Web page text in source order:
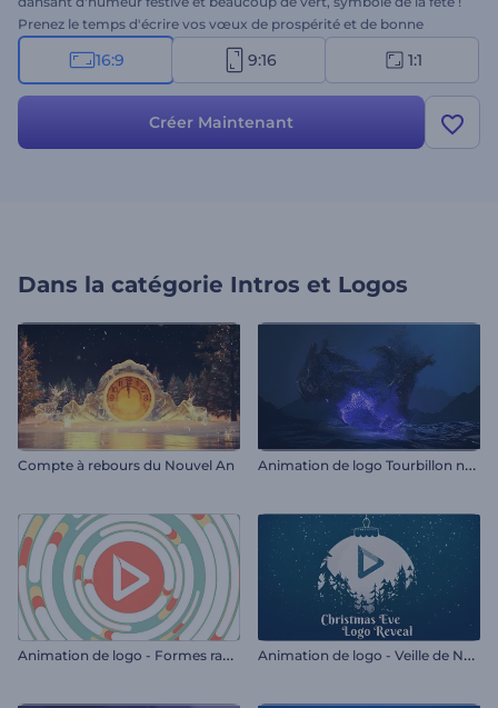
Prenez le temps d'écrire vos vœux de prospérité et de bonne
fortune, ajoutez votre logo et attendez quelques minutes pour
recevoir votre message de vœux animé. Parfaitement adapté aux
ouvertures de présentation et à de nombreux autres projets.
16:9 9:16 1:1
Créer Maintenant
Dans la catégorie Intros et Logos
Compte à rebours du Nouvel An A
nimation de logo Tourbillon nocturne
A
nimation de logo - Formes rapides A
nimation de logo - Veille de Noël